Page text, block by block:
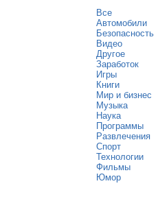
Все
Автомобили
Безопасность
Видео
Другое
Заработок
Игры
Книги
Мир и бизнес
Музыка
Наука
Программы
Развлечения
Спорт
Технологии
Фильмы
Юмор